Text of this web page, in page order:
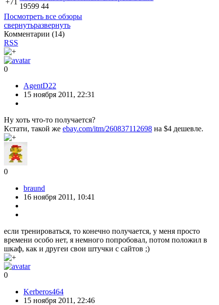
19599 44
Посмотреть все обзоры
свернутьразвернуть
Комментарии (14)
RSS
0
AgentD22
15 ноября 2011, 22:31
Ну хоть что-то получается?
Кстати, такой же ebay.com/itm/260837112698 на $4 дешевле.
0
braund
16 ноября 2011, 10:41
если тренироваться, то конечно получается, у меня просто
времени особо нет, я немного попробовал, потом положил в
шкаф, как и другеи свои штучки с сайтов ;)
0
Kerberos464
15 ноября 2011, 22:46